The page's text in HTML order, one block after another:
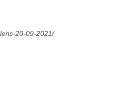
20-09-2021/